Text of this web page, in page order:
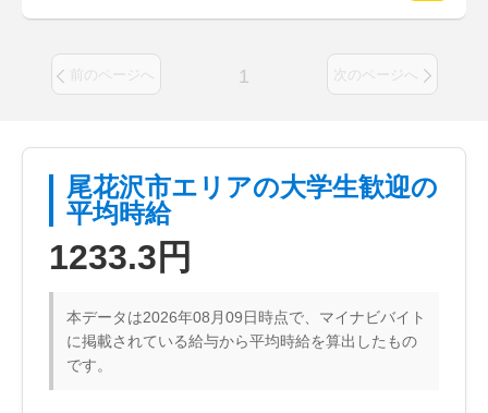
前のページへ 1 次のページへ
尾花沢市エリアの大学生歓迎の
平均時給
1233.3円
本データは2026年08月09日時点で、マイナビバイト
に掲載されている給与から平均時給を算出したもの
です。